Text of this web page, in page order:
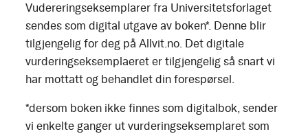
Vudereringseksemplarer fra Universitetsforlaget
sendes som digital utgave av boken*. Denne blir
tilgjengelig for deg på Allvit.no. Det digitale
vurderingseksemplaeret er tilgjengelig så snart vi
har mottatt og behandlet din forespørsel.
*dersom boken ikke finnes som digitalbok, sender
vi enkelte ganger ut vurderingseksemplaret som